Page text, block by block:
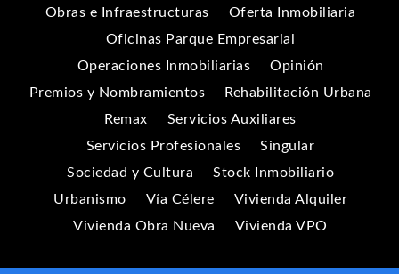
Obras e Infraestructuras
Oferta Inmobiliaria
Oficinas Parque Empresarial
Operaciones Inmobiliarias
Opinión
Premios y Nombramientos
Rehabilitación Urbana
Remax
Servicios Auxiliares
Servicios Profesionales
Singular
Sociedad y Cultura
Stock Inmobiliario
Urbanismo
Vía Célere
Vivienda Alquiler
Vivienda Obra Nueva
Vivienda VPO